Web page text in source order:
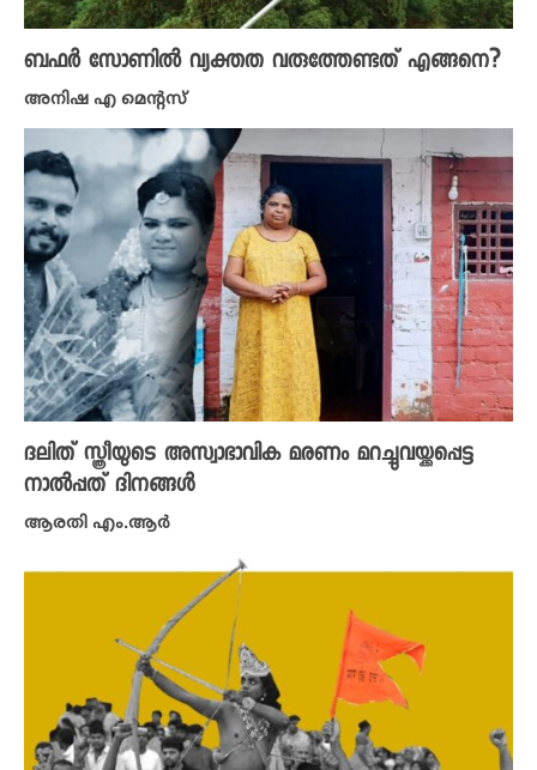
ബഫർ സോണിൽ വ്യക്തത വരുത്തേണ്ടത് എങ്ങനെ?
അനിഷ എ മെന്റസ്
ദലിത് സ്ത്രീയുടെ അസ്വാഭാവിക മരണം മറച്ചുവയ്ക്കപ്പെട്ട
നാൽപ്പത് ദിനങ്ങള്‍
ആരതി എം.ആർ